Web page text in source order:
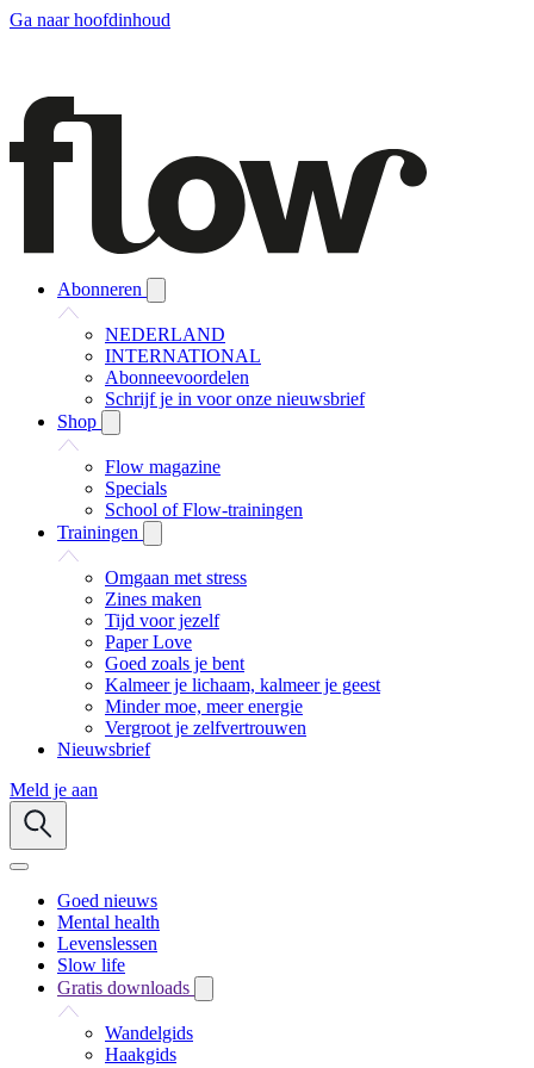
Ga naar hoofdinhoud
Abonneren
NEDERLAND
INTERNATIONAL
Abonneevoordelen
Schrijf je in voor onze nieuwsbrief
Shop
Flow magazine
Specials
School of Flow-trainingen
Trainingen
Omgaan met stress
Zines maken
Tijd voor jezelf
Paper Love
Goed zoals je bent
Kalmeer je lichaam, kalmeer je geest
Minder moe, meer energie
Vergroot je zelfvertrouwen
Nieuwsbrief
Meld je aan
Goed nieuws
Mental health
Levenslessen
Slow life
Gratis downloads
Wandelgids
Haakgids